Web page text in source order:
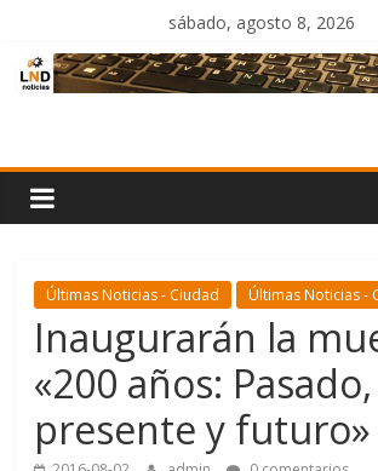
contenido
sábado, agosto 8, 2026
Noticias
Últimas Noticias - Ciudad Últimas Noticias -
Inaugurarán la
«200 años: Pasado,
presente y futuro»